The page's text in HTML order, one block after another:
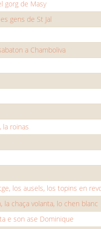
gorg de Masy
gens de St Jal
a Chamboliva
la roinas
los ausels, los topins en
la chaça volanta, lo chen blanc
e son ase Dominique